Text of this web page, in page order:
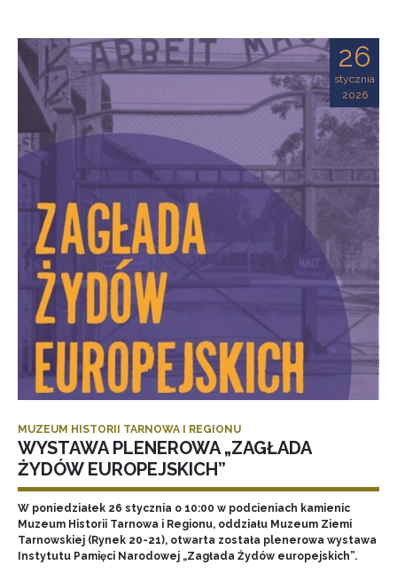
26
stycznia
2026
MUZEUM HISTORII TARNOWA I REGIONU
WYSTAWA PLENEROWA „ZAGŁADA
ŻYDÓW EUROPEJSKICH”
W poniedziałek 26 stycznia o 10:00 w podcieniach kamienic
Muzeum Historii Tarnowa i Regionu, oddziału Muzeum Ziemi
Tarnowskiej (Rynek 20-21), otwarta została plenerowa wystawa
Instytutu Pamięci Narodowej „Zagłada Żydów europejskich”.